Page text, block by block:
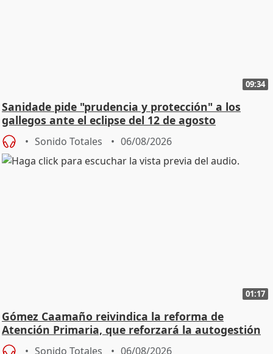
09:34
Sanidade pide "prudencia y protección" a los
gallegos ante el eclipse del 12 de agosto
Sonido Totales 06/08/2026
01:17
Gómez Caamaño reivindica la reforma de
Atención Primaria, que reforzará la autogestión
Sonido Totales 06/08/2026